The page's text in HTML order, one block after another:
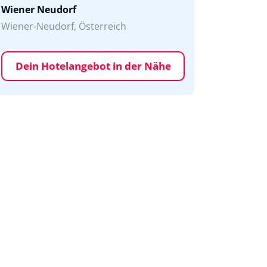
Wiener Neudorf
Wiener-Neudorf, Österreich
Dein Hotelangebot in der Nähe